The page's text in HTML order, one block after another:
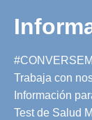
Trabaja con
Información
Test de Salud